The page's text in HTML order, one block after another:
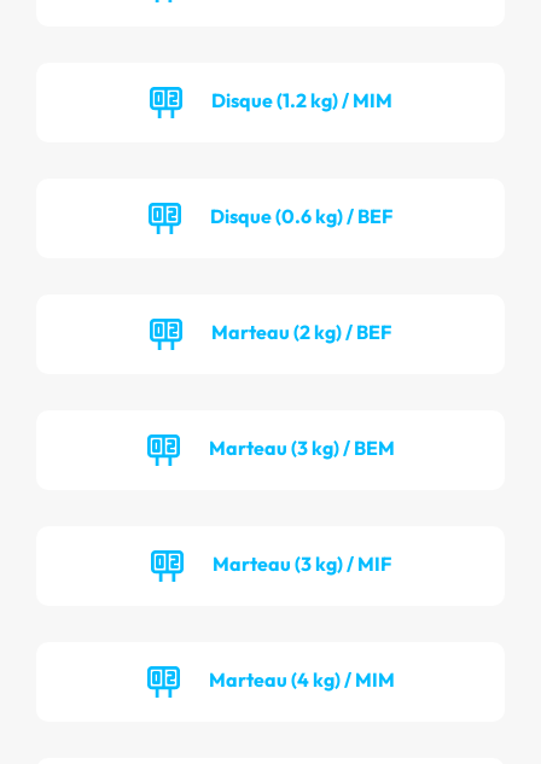
Disque (1.2 kg) / MIM
Disque (0.6 kg) / BEF
Marteau (2 kg) / BEF
Marteau (3 kg) / BEM
Marteau (3 kg) / MIF
Marteau (4 kg) / MIM